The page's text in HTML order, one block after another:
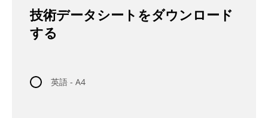
技術データシートをダウンロード
する
英語 - A4